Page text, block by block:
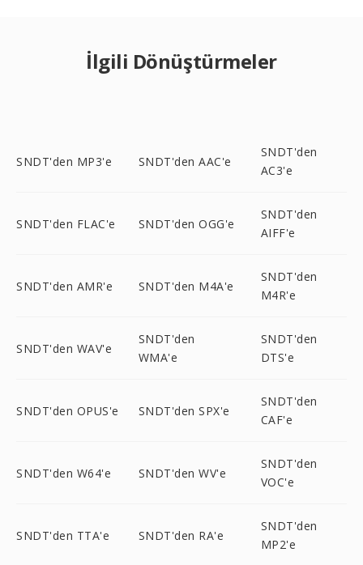
İlgili Dönüştürmeler
SNDT'den MP3'e SNDT'den AAC'e
SNDT'den
AC3'e
SNDT'den FLAC'e SNDT'den OGG'e
SNDT'den
AIFF'e
SNDT'den AMR'e SNDT'den M4A'e
SNDT'den
M4R'e
SNDT'den WAV'e
SNDT'den
WMA'e
SNDT'den
DTS'e
SNDT'den OPUS'e SNDT'den SPX'e
SNDT'den
CAF'e
SNDT'den W64'e SNDT'den WV'e
SNDT'den
VOC'e
SNDT'den TTA'e SNDT'den RA'e
SNDT'den
MP2'e